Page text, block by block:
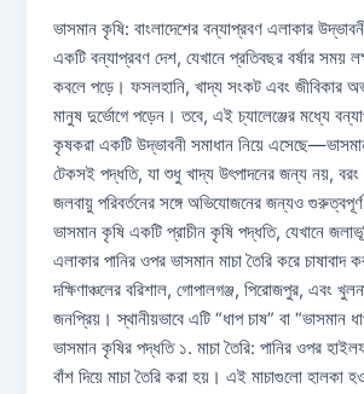
ভাসমান কৃষি: বাংলাদেশের বন্যাপ্রবণ এলাকার
একটি বন্যাপ্রবণ দেশ, যেখানে প্রতিবছর বর্ষার সময়
কবলে পড়ে। ফসলহানি, খাদ্য সংকট এবং জীবিকার
মানুষ দুর্ভোগে পড়েন। তবে, এই চ্যালেঞ্জের মধ্যে
কৃষকরা একটি উদ্ভাবনী সমাধান নিয়ে
টেকসই পদ্ধতি, যা শুধু খাদ্য উৎপাদনের জন্য নয়, বরং
জলবায়ু পরিবর্তনের সঙ্গে অভিযোজনের জন্যও
ভাসমান কৃষি একটি প্রাচীন কৃষি পদ্ধতি, যেখানে
এলাকার পানির ওপর ভাসমান মাচা তৈরি করে চাষাবাদ
দক্ষিণাঞ্চলের বরিশাল, গোপালগঞ্জ, পিরোজপুর, এবং
জনপ্রিয়। স্থানীয়ভাবে এটি “ধাপ চাষ” বা “ভাসমান
ভাসমান কৃষির পদ্ধতি ১. মাচা তৈরি: পানির ওপর
বাঁশ দিয়ে মাচা তৈরি করা হয়। এই মাচাগুলো হালকা